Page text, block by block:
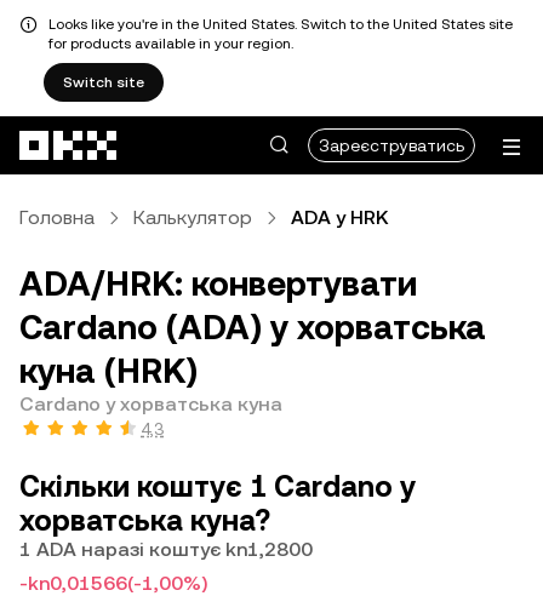
Looks like you're in the United States. Switch to the United States site
for products available in your region.
Switch site
Зареєструватись
Головна Калькулятор ADA у HRK
ADA/HRK: конвертувати
Cardano (ADA) у хорватська
куна (HRK)
Cardano у хорватська куна
4,3
Скільки коштує 1 Cardano у
хорватська куна?
1 ADA наразі коштує kn1,2800
-kn0,01566(-1,00%)